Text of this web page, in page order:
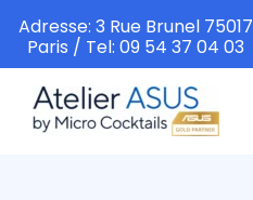
contenu
Adresse: 3 Rue Brunel 75017
Paris / Tel: 09 54 37 04 03